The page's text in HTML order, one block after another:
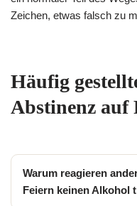
Zeichen, etwas falsch zu
Häufig
Abstinenz auf
Warum reagieren
Feiern keinen Alkohol